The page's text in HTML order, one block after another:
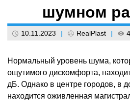
шумном
10.11.2023 | RealPlast |
Нормальный уровень шума,
ощутимого дискомфорта,
дБ. Однако в центре городов, в
находится оживленная